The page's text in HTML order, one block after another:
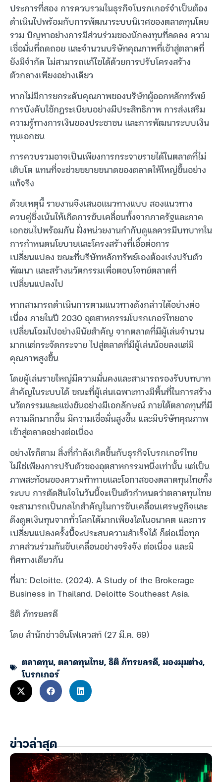
ประการที่สอง การควบรวมในธุรกิจโบรกเกอร์จำเป็นต้อง
ดำเนินไปพร้อมกับการพัฒนาระบบนิเวศของตลาดทุนโดย
รวม ปัญหาอย่างการมีส่วนร่วมของนักลงทุนที่ลดลง ความ
เชื่อมั่นที่ถดถอย และจำนวนบริษัทคุณภาพที่เข้าสู่ตลาดที่
ยังมีจำกัด ไม่สามารถแก้ไขได้ด้วยการปรับโครงสร้าง
ตัวกลางเพียงอย่างเดียว
หากไม่มีการยกระดับคุณภาพของบริษัทผู้ออกหลักทรัพย์
การบังคับใช้กฎระเบียบอย่างมีประสิทธิภาพ การส่งเสริม
ความรู้ทางการเงินของประชาชน และการพัฒนาระบบเงิน
ทุนเอกชน
การควบรวมอาจเป็นเพียงการกระจายรายได้ในตลาดที่ไม่
เติบโต แทนที่จะช่วยขยายขนาดของตลาดให้ใหญ่ขึ้นอย่าง
แท้จริง
ด้วยเหตุนี้ รายงานจึงเสนอแนวทางแบบ สองแนวทาง
ควบคู่ซึ่งเน้นให้เกิดการขับเคลื่อนทั้งจากภาครัฐและภาค
เอกชนไปพร้อมกัน ฝั่งหน่วยงานกำกับดูแลควรมีบทบาทใน
การกำหนดนโยบายและโครงสร้างที่เอื้อต่อการ
เปลี่ยนแปลง ขณะที่บริษัทหลักทรัพย์เองต้องเร่งปรับตัว
พัฒนา และสร้างนวัตกรรมเพื่อตอบโจทย์ตลาดที่
เปลี่ยนแปลงไป
หากสามารถดำเนินการตามแนวทางดังกล่าวได้อย่างต่อ
เนื่อง ภายในปี 2030 อุตสาหกรรมโบรกเกอร์ไทยอาจ
เปลี่ยนโฉมไปอย่างมีนัยสำคัญ จากตลาดที่มีผู้เล่นจำนวน
มากแต่กระจัดกระจาย ไปสู่ตลาดที่มีผู้เล่นน้อยลงแต่มี
คุณภาพสูงขึ้น
โดยผู้เล่นรายใหญ่มีความมั่นคงและสามารถรองรับบทบาท
สำคัญในระบบได้ ขณะที่ผู้เล่นเฉพาะทางมีพื้นที่ในการสร้าง
นวัตกรรมและแข่งขันอย่างมีเอกลักษณ์ ภายใต้ตลาดทุนที่มี
ความลึกมากขึ้น มีความเชื่อมั่นสูงขึ้น และมีบริษัทคุณภาพ
เข้าสู่ตลาดอย่างต่อเนื่อง
อย่างไรก็ตาม สิ่งที่กำลังเกิดขึ้นกับธุรกิจโบรกเกอร์ไทย
ไม่ใช่เพียงการปรับตัวของอุตสาหกรรมหนึ่งเท่านั้น แต่เป็น
ภาพสะท้อนของความท้าทายและโอกาสของตลาดทุนไทยทั้ง
ระบบ การตัดสินใจในวันนี้จะเป็นตัวกำหนดว่าตลาดทุนไทย
จะสามารถเป็นกลไกสำคัญในการขับเคลื่อนเศรษฐกิจและ
ดึงดูดเงินทุนจากทั่วโลกได้มากเพียงใดในอนาคต และการ
เปลี่ยนแปลงครั้งนี้จะประสบความสำเร็จได้ ก็ต่อเมื่อทุก
ภาคส่วนร่วมกันขับเคลื่อนอย่างจริงจัง ต่อเนื่อง และมี
ทิศทางเดียวกัน
ที่มา: Deloitte. (2024). A Study of the Brokerage
Business in Thailand. Deloitte Southeast Asia.
ธิติ ภัทรยลรดี
โดย สำนักข่าวอินโฟเควสท์ (27 มี.ค. 69)
ตลาดทุน,ตลาดทุนไทย,ธิติ ภัทรยลรดี,มองมุมต่าง,
โบรกเกอร์
ข่าวล่าสุด